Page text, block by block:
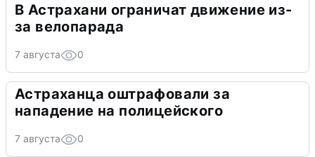
В Астрахани ограничат движение из-
за велопарада
7 августа 0
Астраханца оштрафовали за
нападение на полицейского
7 августа 0